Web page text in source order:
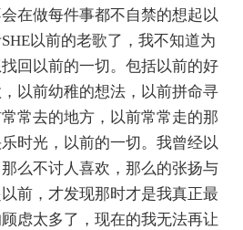
在做每件事都不自禁的想起以
以前的老歌了，我不知道为
回以前的一切。包括以前的好
以前幼稚的想法，以前拼命寻
常去的地方，以前常常走的那
时光，以前的一切。我曾经以
么不讨人喜欢，那么的张扬与
前，才发现那时才是我真正最
虑太多了，现在的我无法再让